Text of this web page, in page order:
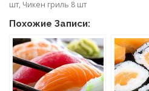
шт, Чикен гриль 8 шт
Похожие Записи: